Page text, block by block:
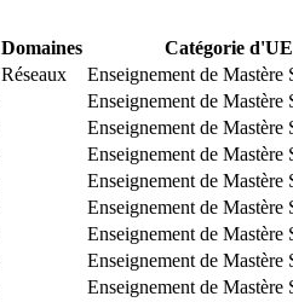
Domaines
Catégorie d'UE
Réseaux
Enseignement de Mastère
Enseignement de Mastère
Enseignement de Mastère
Enseignement de Mastère
Enseignement de Mastère
Enseignement de Mastère
Enseignement de Mastère
Enseignement de Mastère
Enseignement de Mastère